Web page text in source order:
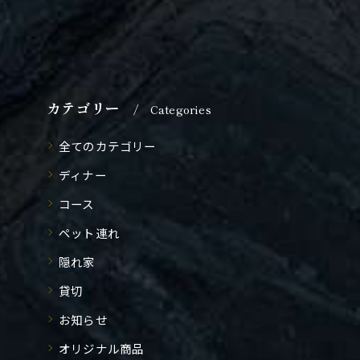
カテゴリー Categories
全てのカテゴリー
ディナー
コース
ペット連れ
隠れ家
貸切
お知らせ
オリジナル商品